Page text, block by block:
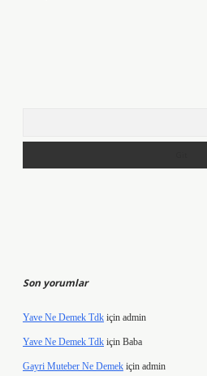
Son yorumlar
Yave Ne Demek Tdk için admin
Yave Ne Demek Tdk için Baba
Gayri Muteber Ne Demek için admin